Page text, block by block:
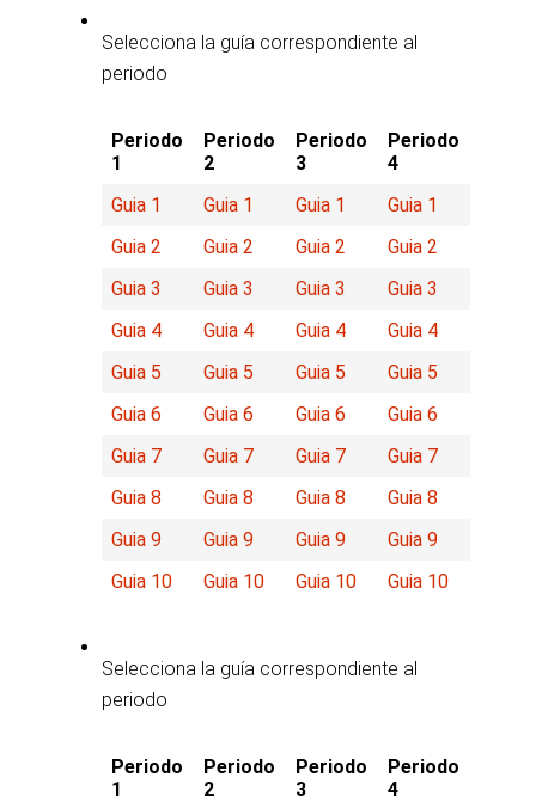
Selecciona la guía correspondiente al
periodo
Periodo
1
Periodo
2
Periodo
3
Periodo
4
Guia 1
Guia 1 Guia 1
Guia 1
Guia 2
Guia 2 Guia 2
Guia 2
Guia 3
Guia 3 Guia 3
Guia 3
Guia 4
Guia 4 Guia 4
Guia 4
Guia 5
Guia 5 Guia 5
Guia 5
Guia 6
Guia 6 Guia 6
Guia 6
Guia 7
Guia 7 Guia 7
Guia 7
Guia 8
Guia 8 Guia 8
Guia 8
Guia 9
Guia 9 Guia 9
Guia 9
Guia 10
Guia 10 Guia 10 Guia 10
Selecciona la guía correspondiente al
periodo
Periodo
1
Periodo
2
Periodo
3
Periodo
4